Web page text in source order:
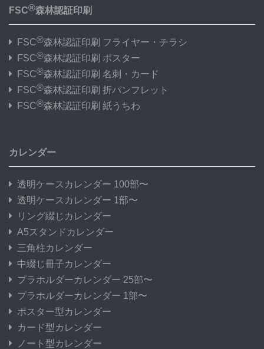
FSC®森林認証印刷
FSC®森林認証印刷 フライヤー・チラシ
FSC®森林認証印刷 ポスター
FSC®森林認証印刷 名刺・カード
FSC®森林認証印刷 折パンフレット
FSC®森林認証印刷 紙うちわ
カレンダー
透明ケースカレンダー 100部〜
透明ケースカレンダー 1部〜
リング綴じカレンダー
A5スタンドカレンダー
三角柱カレンダー
中綴じ冊子カレンダー
プラホルダーカレンダー 25部〜
プラホルダーカレンダー 1部〜
ポスター型カレンダー
カード型カレンダー
ノート型カレンダー